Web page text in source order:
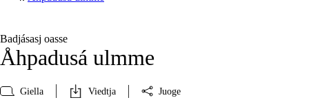
Badjásasj oasse
Åhpadusá ulmme
Giella Viedtja Juoge